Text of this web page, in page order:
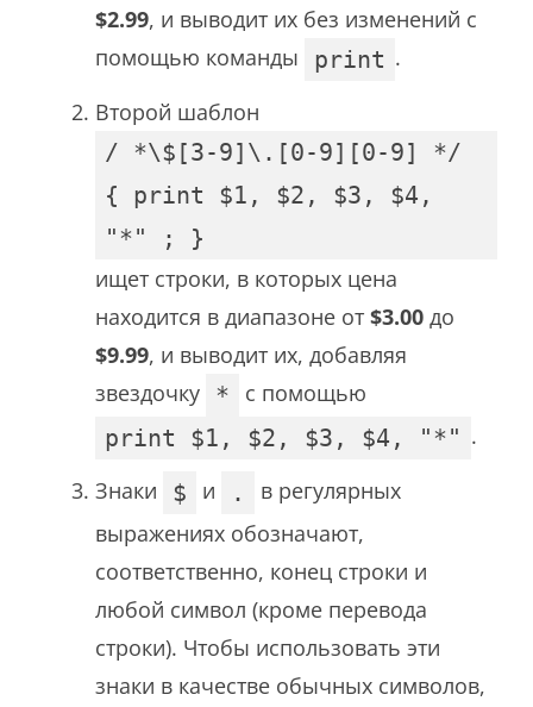
$2.99, и выводит их без изменений с
помощью команды
print .
Второй шаблон
/ *\$[3-9]\.[0-9][0-9] */
{ print $1, $2, $3, $4,
"*" ; }
ищет строки, в которых цена
находится в диапазоне от $3.00 до
$9.99, и выводит их, добавляя
звездочку
*
с помощью
print $1, $2, $3, $4, "*" .
Знаки
$ и .
в регулярных
выражениях обозначают,
соответственно, конец строки и
любой символ (кроме перевода
строки). Чтобы использовать эти
знаки в качестве обычных символов,